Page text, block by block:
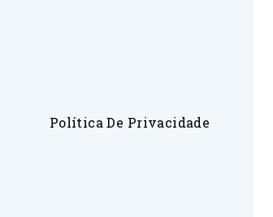
Política De Privacidade